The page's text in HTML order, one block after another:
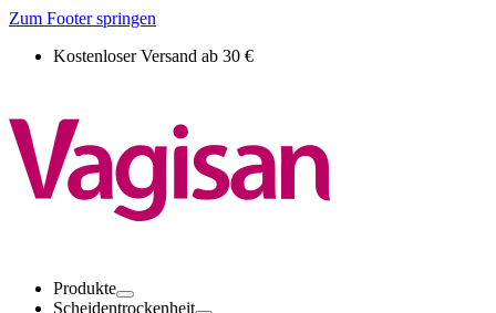
Zum Footer springen
Kostenloser Versand ab 30 €
Produkte
Scheidentrockenheit